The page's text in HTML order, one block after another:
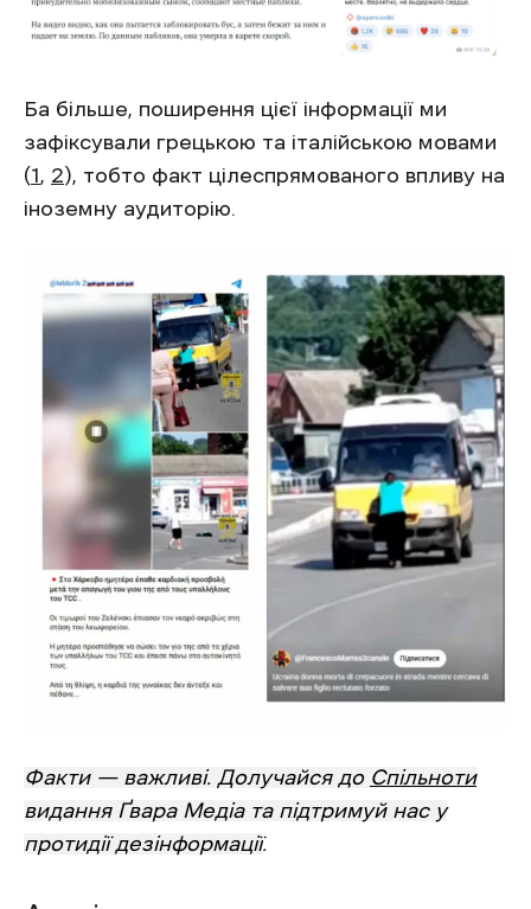
Ба більше, поширення цієї інформації ми
зафіксували грецькою та італійською мовами
(1 , 2), тобто факт цілеспрямованого впливу на
іноземну аудиторію.
Факти — важливі. Долучайся до Спільноти
видання Ґвара Медіа та підтримуй нас у
протидії дезінформації.